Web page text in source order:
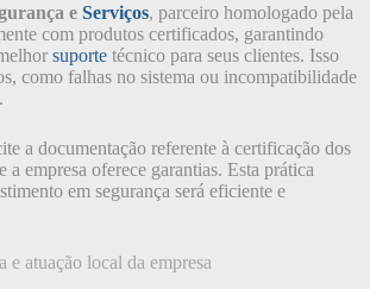
e Serviços, parceiro homologado pela
com produtos certificados, garantindo
suporte técnico para seus clientes. Isso
como falhas no sistema ou incompatibilidade
a documentação referente à certificação dos
a empresa oferece garantias. Esta prática
em segurança será eficiente e
e atuação local da empresa